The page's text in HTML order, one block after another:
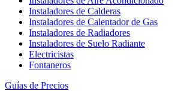
Instaladores de Calderas
Instaladores de Calentador de Gas
Instaladores de Radiadores
Instaladores de Suelo Radiante
Electricistas
Fontaneros
Guías de Precios